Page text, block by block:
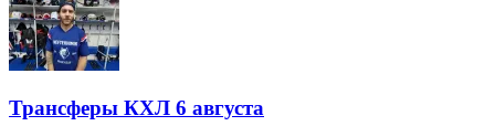
Трансферы КХЛ 6 августа